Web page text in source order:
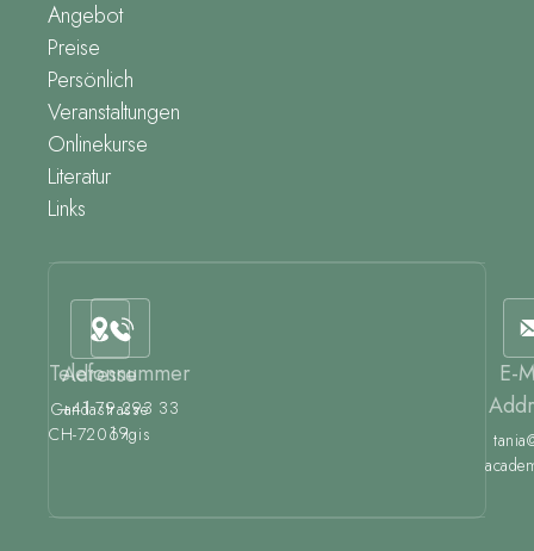
Angebot
Preise
Persönlich
Veranstaltungen
Onlinekurse
Literatur
Links
Telefonnummer
+41 79 293 33
19
Adresse
Gandastrasse
CH-7206 Igis
E-